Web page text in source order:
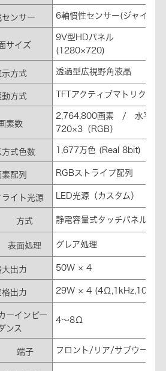
センサー 6軸慣性センサー(ジャイロ
サイズ
9V型HDパネル
(1280×720)
示方式 透過型広視野角液晶
動方式 TFTアクティブマトリクス
素数
2,764,800画素 / 水平
720×3（RGB）
方式色数 1,677万色 (Real 8bit)
配列 RGBストライプ配列
ライト光源 LED光源（カスタム）
方式 静電容量式タッチパネル
表面処理 グレア処理
大出力 50W × 4
格出力 29W × 4
ーインピー
ンス
4～8Ω
端子 フロント/リア/サブウーフ